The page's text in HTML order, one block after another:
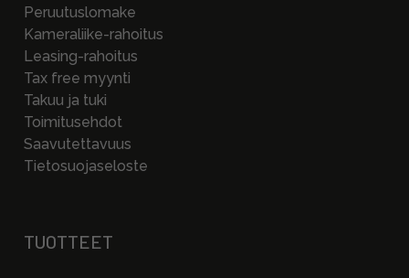
Peruutuslomake
Kameraliike-rahoitus
Leasing-rahoitus
Tax free myynti
Takuu ja tuki
Toimitusehdot
Saavutettavuus
Tietosuojaseloste
TUOTTEET